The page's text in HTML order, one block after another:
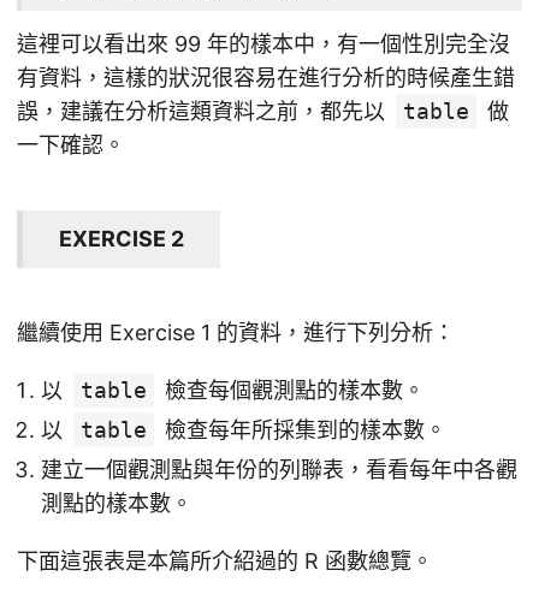
這裡可以看出來 99 年的樣本中，有一個性別完全沒
有資料，這樣的狀況很容易在進行分析的時候產生錯
誤，建議在分析這類資料之前，都先以
table
做
一下確認。
EXERCISE 2
繼續使用 Exercise 1 的資料，進行下列分析：
以 table
檢查每個觀測點的樣本數。
以
table
檢查每年所採集到的樣本數。
建立一個觀測點與年份的列聯表，看看每年中各觀
測點的樣本數。
下面這張表是本篇所介紹過的 R 函數總覽。